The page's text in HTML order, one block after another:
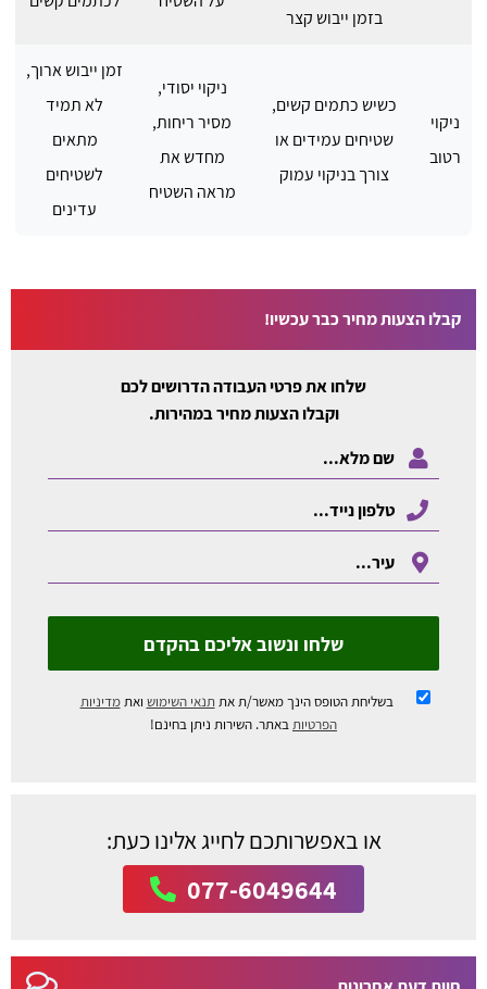
בזמן ייבוש קצר
ניקוי
רטוב
כשיש כתמים קשים,
שטיחים עמידים או
צורך בניקוי עמוק
ניקוי יסודי,
מסיר ריחות,
מחדש את
מראה השטיח
זמן ייבוש ארוך,
לא תמיד
מתאים
לשטיחים
עדינים
קבלו הצעות מחיר כבר עכשיו!
שלחו את פרטי העבודה הדרושים לכם
וקבלו הצעות מחיר במהירות.
שלחו ונשוב אליכם בהקדם
בשליחת הטופס הינך מאשר/ת את תנאי השימוש ואתמדיניות
הפרטיותבאתר. השירות ניתן בחינם!
או באפשרותכם לחייג אלינו כעת:
077-6049644